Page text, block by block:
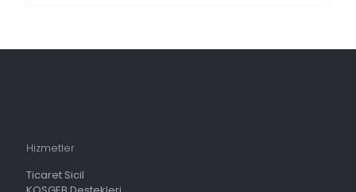
Hizmetler
Ticaret Sicil